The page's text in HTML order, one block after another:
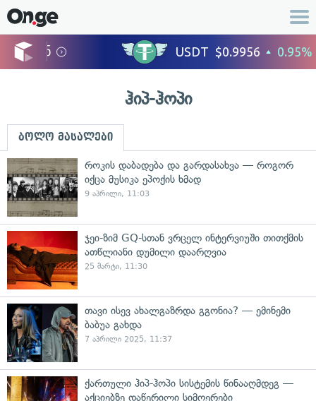
ჰიპ-ჰოპი
ბოლო მასალები
როკის დაბადება და გარდასახვა — როგორ
იქცა მუსიკა ეპოქის ხმად
9 აპრილი, 11:03
ჯეი-ზიმ GQ-სთან ვრცელ ინტერვიუში თითქმის
ათწლიანი დუმილი დაარღვია
25 მარტი, 11:30
თავი ისევ ახალგაზრდა გგონია? — ემინემი
ბაბუა გახდა
7 აპრილი 2025, 11:37
ქართული ჰიპ-ჰოპი სისტემის წინააღმდეგ —
აქციებზე დაწერილი სიმღერები